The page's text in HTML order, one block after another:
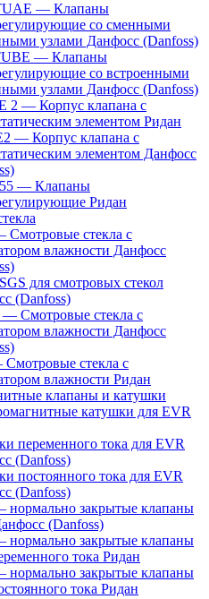
— Клапаны
со сменными
узлами Данфосс (Danfoss)
— Клапаны
со встроенными
узлами Данфосс (Danfoss)
2 — Корпус клапана с
элементом Ридан
— Корпус клапана с
элементом Данфосс
— Клапаны
Ридан
Смотровые стекла с
влажности Данфосс
для смотровых стекол
(Danfoss)
— Смотровые стекла с
влажности Данфосс
стекла с
влажности Ридан
клапаны и катушки
катушки для EVR
переменного тока для EVR
(Danfoss)
постоянного тока для EVR
(Danfoss)
закрытые клапаны
(Danfoss)
закрытые клапаны
тока Ридан
закрытые клапаны
тока Ридан